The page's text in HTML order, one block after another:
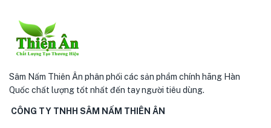
Sâm Nấm Thiên Ân phân phối các sản phẩm chính hãng Hàn
Quốc chất lượng tốt nhất đến tay người tiêu dùng.
CÔNG TY TNHH SÂM NẤM THIÊN ÂN